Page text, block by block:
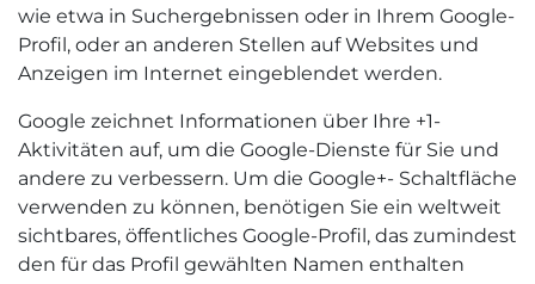
wie etwa in Suchergebnissen oder in Ihrem Google-
Profil, oder an anderen Stellen auf Websites und
Anzeigen im Internet eingeblendet werden.
Google zeichnet Informationen über Ihre +1-
Aktivitäten auf, um die Google-Dienste für Sie und
andere zu verbessern. Um die Google+- Schaltfläche
verwenden zu können, benötigen Sie ein weltweit
sichtbares, öffentliches Google-Profil, das zumindest
den für das Profil gewählten Namen enthalten